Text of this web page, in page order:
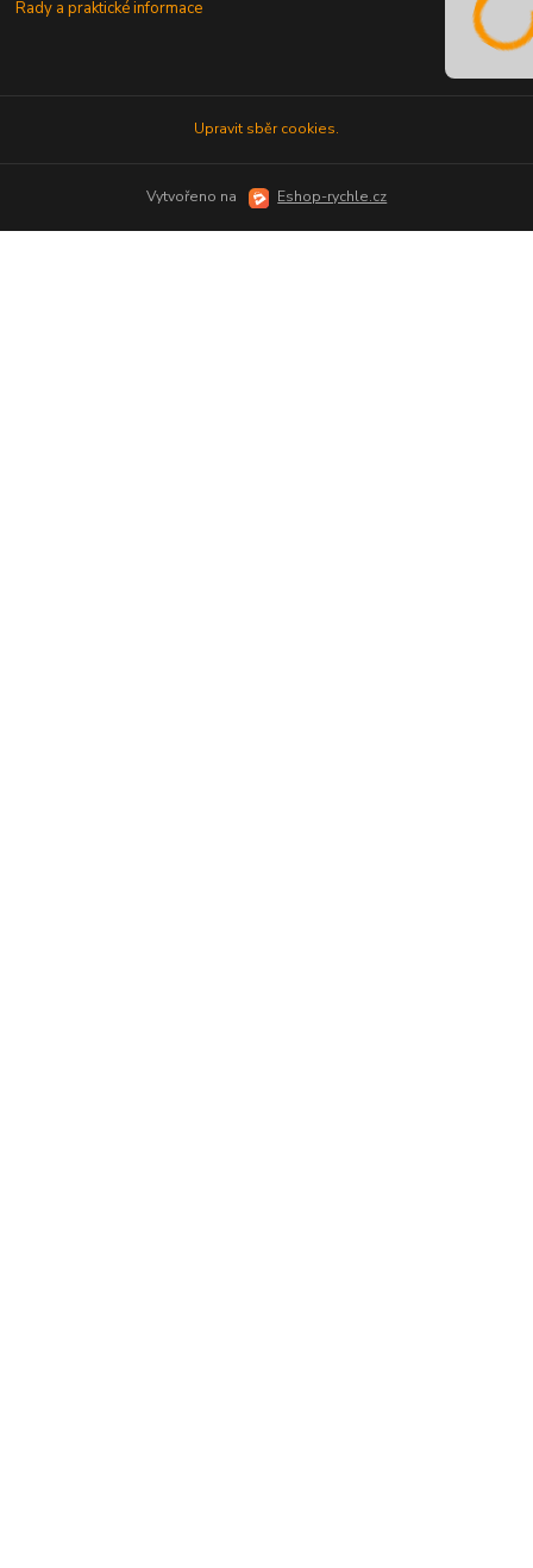
Rady a praktické informace
Upravit sběr cookies.
Vytvořeno na Eshop-rychle.cz